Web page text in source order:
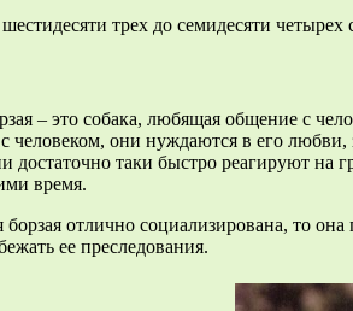
трех до семидесяти
– это собака, любящая общение с
человеком, они нуждаются в его
достаточно таки быстро реагируют
время.
борзая отлично социализирована, то
ее преследования.